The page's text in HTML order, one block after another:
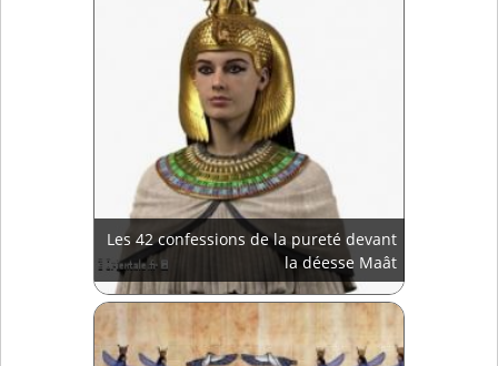
Les 42 confessions de la pureté devant
la déesse Maât